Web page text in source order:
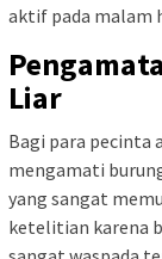
aktif pada malam
Liar
Bagi para pecinta
mengamati
yang sangat
ketelitian karena